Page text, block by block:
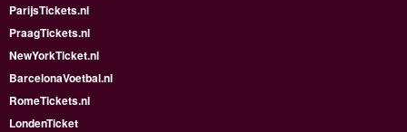
ParijsTickets.nl
PraagTickets.nl
NewYorkTicket.nl
BarcelonaVoetbal.nl
RomeTickets.nl
LondenTicket